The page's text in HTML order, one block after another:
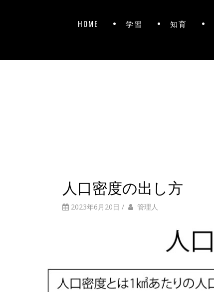
HOME 学習 知育
人口密度の出し方
2023年6月20日 / 管理人